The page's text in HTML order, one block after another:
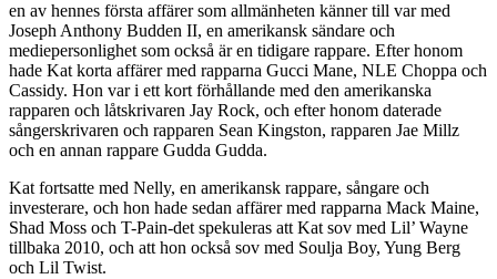
en av hennes första affärer som allmänheten känner till var med
Joseph Anthony Budden II, en amerikansk sändare och
mediepersonlighet som också är en tidigare rappare. Efter honom
hade Kat korta affärer med rapparna Gucci Mane, NLE Choppa och
Cassidy. Hon var i ett kort förhållande med den amerikanska
rapparen och låtskrivaren Jay Rock, och efter honom daterade
sångerskrivaren och rapparen Sean Kingston, rapparen Jae Millz
och en annan rappare Gudda Gudda.
Kat fortsatte med Nelly, en amerikansk rappare, sångare och
investerare, och hon hade sedan affärer med rapparna Mack Maine,
Shad Moss och T-Pain-det spekuleras att Kat sov med Lil’ Wayne
tillbaka 2010, och att hon också sov med Soulja Boy, Yung Berg
och Lil Twist.